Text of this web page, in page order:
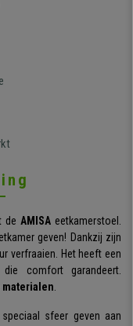
de AMISA eetkamerstoel.
geven! Dankzij zijn
verfraaien. Het heeft een
comfort garandeert.
materialen.
sfeer geven aan